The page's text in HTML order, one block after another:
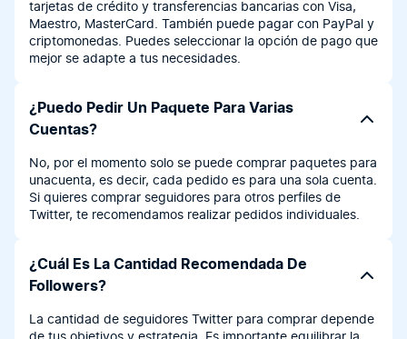
tarjetas de crédito y transferencias bancarias con Visa,
Maestro, MasterCard. También puede pagar con PayPal y
criptomonedas. Puedes seleccionar la opción de pago que
mejor se adapte a tus necesidades.
¿Puedo Pedir Un Paquete Para Varias
Cuentas?
No, por el momento solo se puede comprar paquetes para
unacuenta, es decir, cada pedido es para una sola cuenta.
Si quieres comprar seguidores para otros perfiles de
Twitter, te recomendamos realizar pedidos individuales.
¿Cuál Es La Cantidad Recomendada De
Followers?
La cantidad de seguidores Twitter para comprar depende